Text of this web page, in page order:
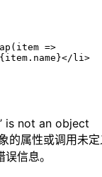
=>
li>
is not an object
的属性或调用未
信息。